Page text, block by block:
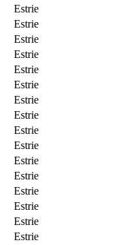
Estrie
Estrie
Estrie
Estrie
Estrie
Estrie
Estrie
Estrie
Estrie
Estrie
Estrie
Estrie
Estrie
Estrie
Estrie
Estrie